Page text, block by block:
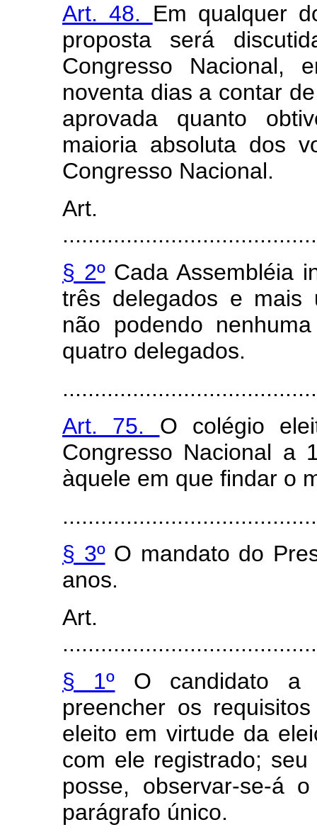
Art. 48. Em qualquer
proposta será
Congresso Nacional,
noventa dias a contar
aprovada quanto
maioria absoluta dos
Congresso Nacional.
§ 2ºCada Assembléia
três delegados e mais
não podendo
quatro delegados.
Art. 75. O colégio
Congresso Nacional a
àquele em que findar o
§ 3ºO mandato do
anos.
§ 1º O candidato a
preencher os
eleito em virtude da
com ele registrado;
posse, observar-se-á
parágrafo único.